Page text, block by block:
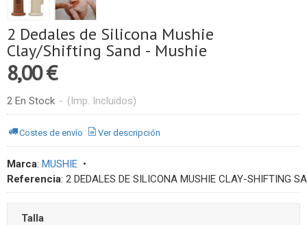
2 Dedales de Silicona Mushie
Clay/Shifting Sand - Mushie
8,00 €
2 En Stock - (Imp. Incluidos)
Costes de envío Ver descripción
Marca: MUSHIE •
Referencia: 2 DEDALES DE SILICONA MUSHIE CLAY-SHIFTING
Talla